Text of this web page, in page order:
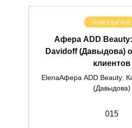
ИНФОЦЫГАНЕ
Афера ADD
Davidoff (Давыдова)
клиентов
ElenaАфера ADD Beauty:
(Давыдова)
015